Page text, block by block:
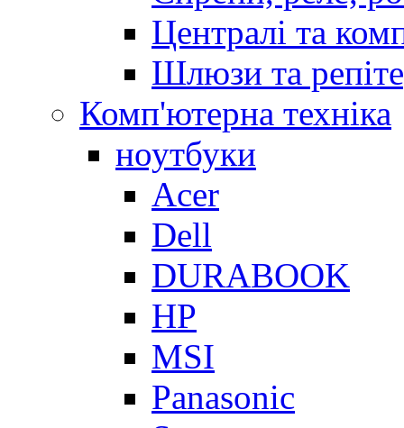
Централі та
Шлюзи та
Комп'ютерна техніка
ноутбуки
Acer
Dell
DURABOOK
HP
MSI
Panasonic